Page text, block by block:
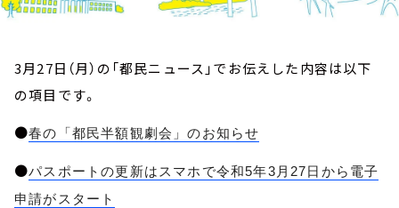
3月27日（月）の「都民ニュース」でお伝えした内容は以下
の項目です。
●春の「都民半額観劇会」のお知らせ
●パスポートの更新はスマホで令和5年3月27日から電子
申請がスタート